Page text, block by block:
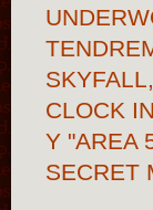
CLOCK
Y "AREA
SECRET